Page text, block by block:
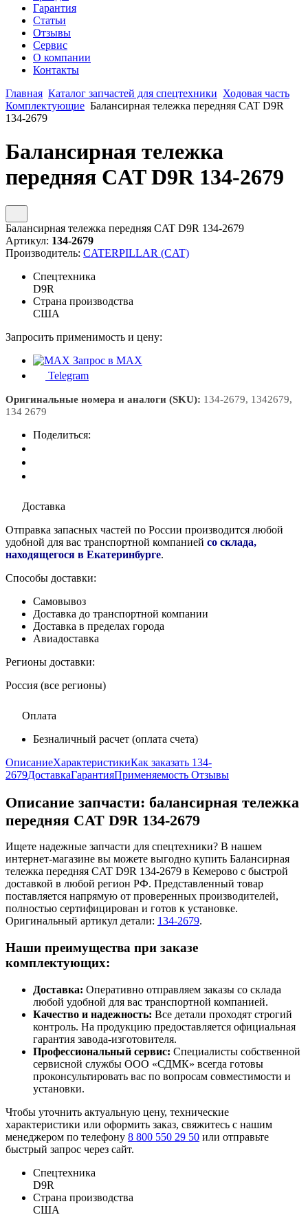
Гарантия
Статьи
Отзывы
Сервис
О компании
Контакты
Главная Каталог запчастей для спецтехники Ходовая часть
Комплектующие Балансирная тележка передняя CAT D9R
134-2679
Балансирная тележка
передняя CAT D9R 134-2679
Балансирная тележка передняя CAT D9R 134-2679
Артикул: 134-2679
Производитель: CATERPILLAR (CAT)
Спецтехника
D9R
Страна производства
США
Запросить применимость и цену:
Запрос в MAX
Telegram
Оригинальные номера и аналоги (SKU): 134-2679, 1342679,
134 2679
Поделиться:
Доставка
Отправка запасных частей по России производится любой
удобной для вас транспортной компанией со склада,
находящегося в Екатеринбурге.
Способы доставки:
Самовывоз
Доставка до транспортной компании
Доставка в пределах города
Авиадоставка
Регионы доставки:
Россия (все регионы)
Оплата
Безналичный расчет (оплата счета)
ОписаниеХарактеристикиКак заказать 134-
2679ДоставкаГарантияПрименяемость Отзывы
Описание запчасти: балансирная тележка
передняя CAT D9R 134-2679
Ищете надежные запчасти для спецтехники? В нашем
интернет-магазине вы можете выгодно купить Балансирная
тележка передняя CAT D9R 134-2679 в Кемерово с быстрой
доставкой в любой регион РФ. Представленный товар
поставляется напрямую от проверенных производителей,
полностью сертифицирован и готов к установке.
Оригинальный артикул детали: 134-2679.
Наши преимущества при заказе
комплектующих:
Доставка: Оперативно отправляем заказы со склада
любой удобной для вас транспортной компанией.
Качество и надежность: Все детали проходят строгий
контроль. На продукцию предоставляется официальная
гарантия завода-изготовителя.
Профессиональный сервис: Специалисты собственной
сервисной службы ООО «СДМК» всегда готовы
проконсультировать вас по вопросам совместимости и
установки.
Чтобы уточнить актуальную цену, технические
характеристики или оформить заказ, свяжитесь с нашим
менеджером по телефону 8 800 550 29 50 или отправьте
быстрый запрос через сайт.
Спецтехника
D9R
Страна производства
США